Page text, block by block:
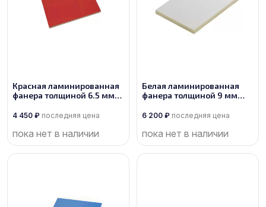
Красная ламинированная
фанера толщиной 6.5 мм
1/1
4 450 ₽ последняя цена
пока нет в наличии
Белая ламинированная
фанера толщиной 9 мм
1/1
6 200 ₽ последняя цена
пока нет в наличии